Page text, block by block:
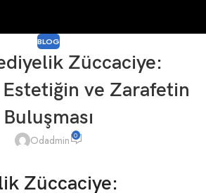
BLOG
Züccaciye:
ve Zarafetin
Buluşması
Odadmin 0
Züccaciye: